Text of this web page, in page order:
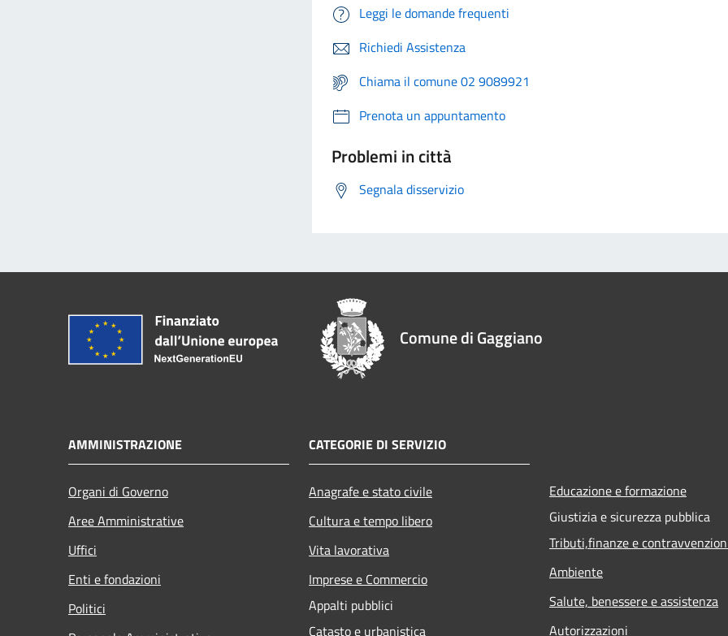
Leggi le domande frequenti
Richiedi Assistenza
Chiama il comune 02 9089921
Prenota un appuntamento
Problemi in città
Segnala disservizio
Comune di Gaggiano
AMMINISTRAZIONE
Organi di Governo
Aree Amministrative
Uffici
Enti e fondazioni
Politici
CATEGORIE DI SERVIZIO
Anagrafe e stato civile
Cultura e tempo libero
Vita lavorativa
Imprese e Commercio
Appalti pubblici
Catasto e urbanistica
Educazione e formazione
Giustizia e sicurezza pubblica
Tributi,finanze e
Ambiente
Salute, benessere e assistenza
Autorizzazioni